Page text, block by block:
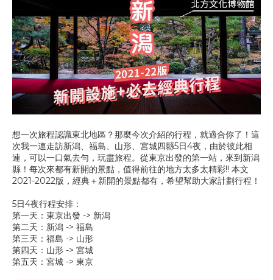
想一次旅程認識東北地區？那麼今次介紹的行程，就適合你了！這
次我一連走訪新潟、福島、山形、宮城四縣5日4夜，由於彼此相
連，可以一口氣去勻，玩盡旅程。從東京出發的第一站，來到新潟
縣！每次來都有新開的景點，值得前往的地方太多太精彩!! 本文
2021-2022版，經典＋新開的景點都有，希望幫助大家計劃行程！
5日4夜行程安排：
第一天：東京出發 -> 新潟
第二天：新潟 -> 福島
第三天：福島 -> 山形
第四天：山形 -> 宮城
第五天：宮城 -> 東京